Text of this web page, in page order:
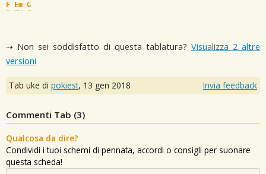
F
Em G
⇢ Non sei soddisfatto di questa tablatura? Visualizza 2 altre
versioni
Tab uke di pokiest, 13 gen 2018 Invia feedback
Commenti Tab (3)
Qualcosa da dire?
Condividi i tuoi schemi di pennata, accordi o consigli per suonare
questa scheda!